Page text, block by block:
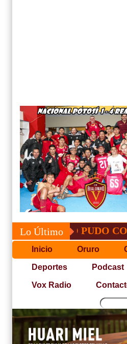
Lo Último
NO PUDO CON
Inicio Oruro
Deportes Podcast
Vox Radio